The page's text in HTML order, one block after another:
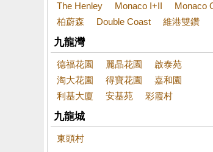
The Henley
Monaco I+II
Monaco
柏蔚森
Double Coast 維港雙鑽
九龍灣
德福花園 麗晶花園
啟泰苑
淘大花園
得寶花園
嘉和園
利基大廈
安基苑 彩霞村
九龍城
東頭村